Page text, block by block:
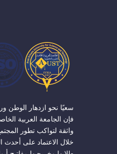
سعيًا نحو ازدهار الوطن
فإن الجامعة العربية
واثقة لتواكب تطور
خلال الاعتماد على أحدث